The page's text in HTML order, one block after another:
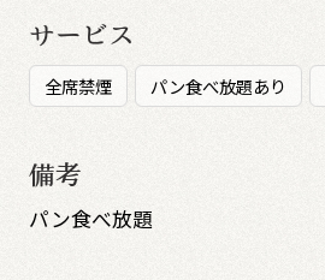
サービス
全席禁煙 パン食べ放題あり
備考
パン食べ放題